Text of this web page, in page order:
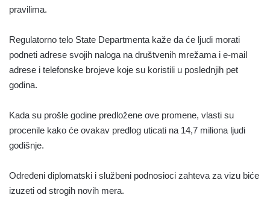
pravilima.
Regulatorno telo State Departmenta kaže da će ljudi morati
podneti adrese svojih naloga na društvenih mrežama i e-mail
adrese i telefonske brojeve koje su koristili u poslednjih pet
godina.
Kada su prošle godine predložene ove promene, vlasti su
procenile kako će ovakav predlog uticati na 14,7 miliona ljudi
godišnje.
Određeni diplomatski i službeni podnosioci zahteva za vizu biće
izuzeti od strogih novih mera.